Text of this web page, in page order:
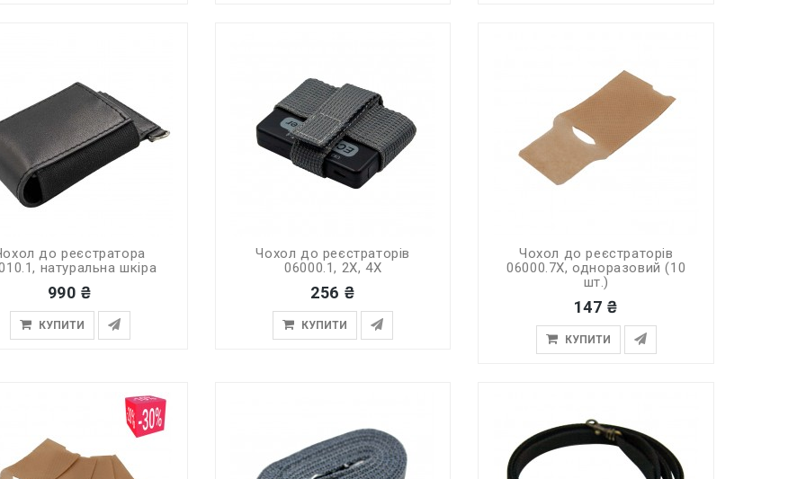
до реєстратора
натуральна шкіра
990 ₴
КУПИТИ
Чохол до реєстраторів
06000.1, 2X, 4X
256 ₴
КУПИТИ
Чохол до реєстраторів
06000.7X, одноразовий (10
шт.)
147 ₴
КУПИТИ